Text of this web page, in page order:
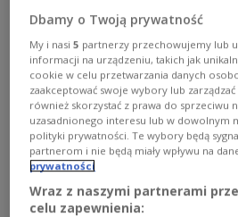
Dbamy o Twoją prywatność
My i nasi5 partnerzy przechowujemy lub
informacji na urządzeniu, takich jak
cookie w celu przetwarzania danych
zaakceptować swoje wybory lub
również skorzystać z prawa do sprzeciwu
uzasadnionego interesu lub w dowolnym
polityki prywatności. Te wybory będą
partnerom i nie będą miały wpływu na
prywatności
Wraz z naszymi partnerami
celu zapewnienia: